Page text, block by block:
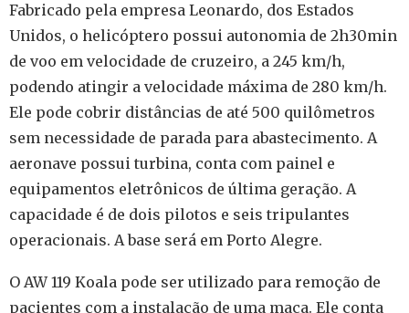
Fabricado pela empresa Leonardo, dos Estados
Unidos, o helicóptero possui autonomia de 2h30min
de voo em velocidade de cruzeiro, a 245 km/h,
podendo atingir a velocidade máxima de 280 km/h.
Ele pode cobrir distâncias de até 500 quilômetros
sem necessidade de parada para abastecimento. A
aeronave possui turbina, conta com painel e
equipamentos eletrônicos de última geração. A
capacidade é de dois pilotos e seis tripulantes
operacionais. A base será em Porto Alegre.
O AW 119 Koala pode ser utilizado para remoção de
pacientes com a instalação de uma maca. Ele conta